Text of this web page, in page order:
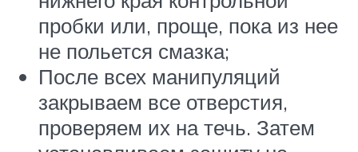
пробки или, проще, пока из нее
не польется смазка;
После всех манипуляций
закрываем все отверстия,
проверяем их на течь. Затем